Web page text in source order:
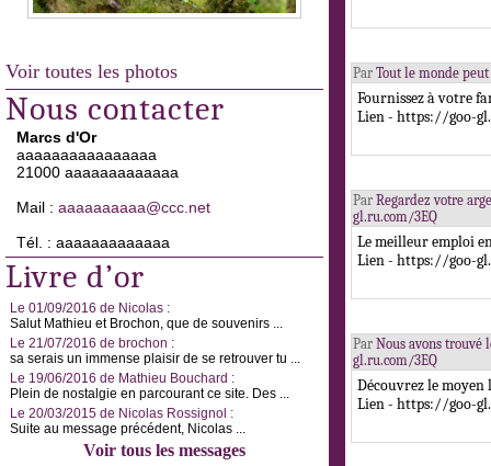
Voir toutes les photos
Nous contacter
Marcs d'Or
aaaaaaaaaaaaaaaa
21000 aaaaaaaaaaaaa
Mail : aaaaaaaaaa@ccc.net
Tél. : aaaaaaaaaaaaa
Livre d’or
Le 01/09/2016 de Nicolas :
Salut Mathieu et Brochon, que de souvenirs ...
Le 21/07/2016 de brochon :
sa serais un immense plaisir de se retrouver tu ...
Le 19/06/2016 de Mathieu Bouchard :
Plein de nostalgie en parcourant ce site. Des ...
Le 20/03/2015 de Nicolas Rossignol :
Suite au message précédent, Nicolas ...
Voir tous les messages
Par Tout le monde
Fournissez à votre
Lien - https://goo-
Par Regardez votre
gl.ru.com/3EQ
Le meilleur emploi
Lien - https://goo-
Par Nous avons
gl.ru.com/3EQ
Découvrez le
Lien - https://goo-